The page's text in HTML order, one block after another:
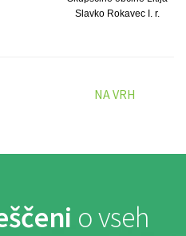
Slavko Rokavec I. r.
NA VRH
o vseh